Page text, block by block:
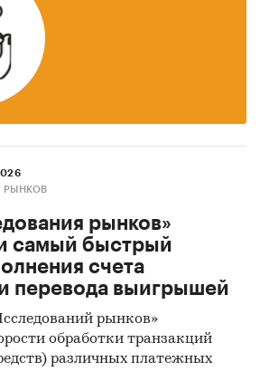
РЫНКОВ
рынков»
самый быстрый
счета
перевода выигрышей
рынков»
обработки транзакций
различных платежных